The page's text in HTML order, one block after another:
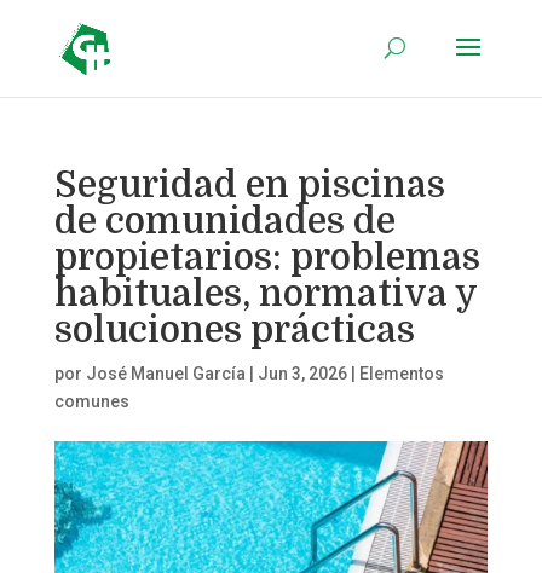
Seguridad en piscinas
de comunidades de
propietarios: problemas
habituales, normativa y
soluciones prácticas
por José Manuel García Jun 3, 2026|
Elementos
comunes